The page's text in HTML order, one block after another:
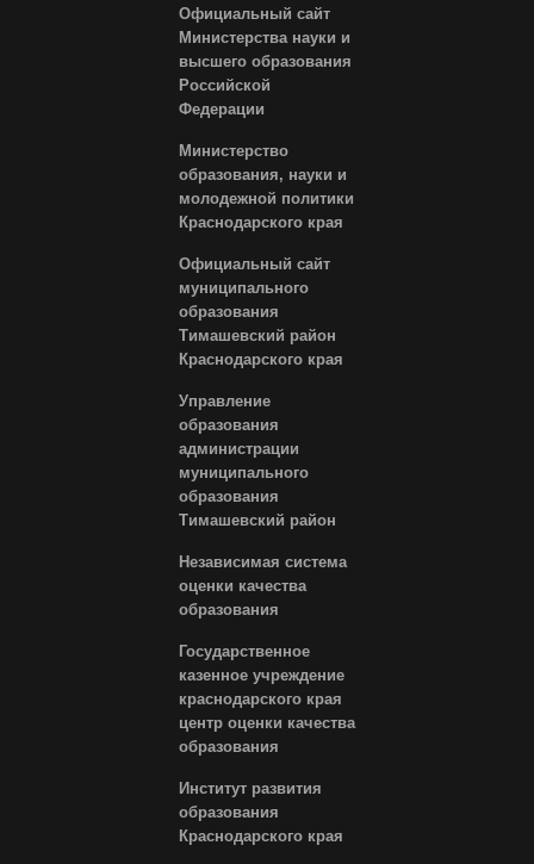
Официальный сайт
Министерства науки и
высшего образования
Российской
Федерации
Министерство
образования, науки и
молодежной политики
Краснодарского края
Официальный сайт
муниципального
образования
Тимашевский район
Краснодарского края
Управление
образования
администрации
муниципального
образования
Тимашевский район
Независимая система
оценки качества
образования
Государственное
казенное учреждение
краснодарского края
центр оценки качества
образования
Институт развития
образования
Краснодарского края